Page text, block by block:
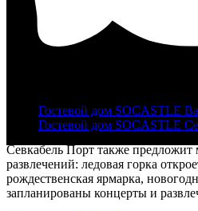
Гостевой дом SOCASTLE
Гостевой дом SOCASTLE
Этот сезон станет седьмым для
составит 2200 квадратных
школьников, студентов,
вестибюль с камерами хранения,
фигуристов и опытные
Севкабель Порт также
развлечений: ледовая горка
рождественская ярмарка,
запланированы концерты и